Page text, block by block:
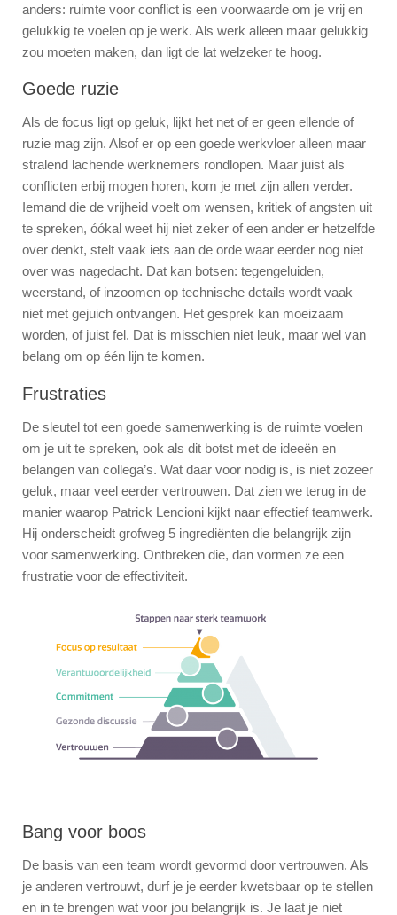
anders: ruimte voor conflict is een voorwaarde om je vrij en
gelukkig te voelen op je werk. Als werk alleen maar gelukkig
zou moeten maken, dan ligt de lat welzeker te hoog.
Goede ruzie
Als de focus ligt op geluk, lijkt het net of er geen ellende of
ruzie mag zijn. Alsof er op een goede werkvloer alleen maar
stralend lachende werknemers rondlopen. Maar juist als
conflicten erbij mogen horen, kom je met zijn allen verder.
Iemand die de vrijheid voelt om wensen, kritiek of angsten uit
te spreken, óókal weet hij niet zeker of een ander er hetzelfde
over denkt, stelt vaak iets aan de orde waar eerder nog niet
over was nagedacht. Dat kan botsen: tegengeluiden,
weerstand, of inzoomen op technische details wordt vaak
niet met gejuich ontvangen. Het gesprek kan moeizaam
worden, of juist fel. Dat is misschien niet leuk, maar wel van
belang om op één lijn te komen.
Frustraties
De sleutel tot een goede samenwerking is de ruimte voelen
om je uit te spreken, ook als dit botst met de ideeën en
belangen van collega’s. Wat daar voor nodig is, is niet zozeer
geluk, maar veel eerder vertrouwen. Dat zien we terug in de
manier waarop Patrick Lencioni kijkt naar effectief teamwerk.
Hij onderscheidt grofweg 5 ingrediënten die belangrijk zijn
voor samenwerking. Ontbreken die, dan vormen ze een
frustratie voor de effectiviteit.
Bang voor boos
De basis van een team wordt gevormd door vertrouwen. Als
je anderen vertrouwt, durf je je eerder kwetsbaar op te stellen
en in te brengen wat voor jou belangrijk is. Je laat je niet